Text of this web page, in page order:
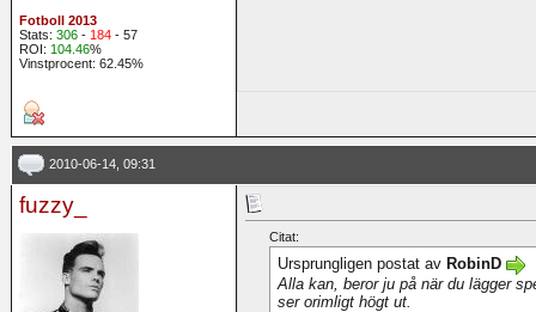
Fotboll 2013
Stats: 306 - 184 - 57
ROI: 104.46%
Vinstprocent: 62.45%
2010-06-14, 09:31
fuzzy_
Citat:
Ursprungligen postat av RobinD
Alla kan, beror ju på när du lägger
ser orimligt högt ut.